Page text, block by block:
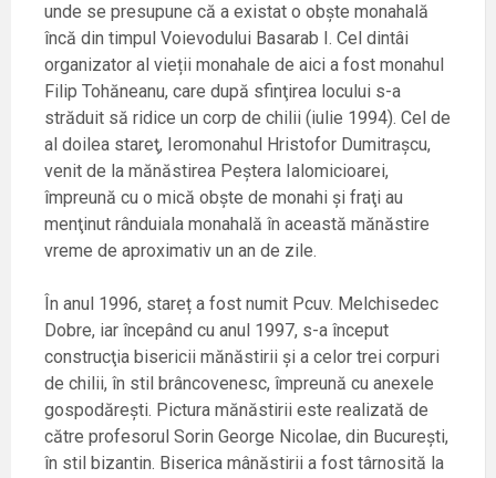
unde se presupune că a existat o obşte monahală
încă din timpul Voievodului Basarab I. Cel dintâi
organizator al vieții monahale de aici a fost monahul
Filip Tohăneanu, care după sfinţirea locului s-a
străduit să ridice un corp de chilii (iulie 1994). Cel de
al doilea stareţ, Ieromonahul Hristofor Dumitrașcu,
venit de la mănăstirea Peştera Ialomicioarei,
împreună cu o mică obşte de monahi şi fraţi au
menţinut rânduiala monahală în această mănăstire
vreme de aproximativ un an de zile.
În anul 1996, stareț a fost numit Pcuv. Melchisedec
Dobre, iar începând cu anul 1997, s-a început
construcţia bisericii mănăstirii şi a celor trei corpuri
de chilii, în stil brâncovenesc, împreună cu anexele
gospodăreşti. Pictura mănăstirii este realizată de
către profesorul Sorin George Nicolae, din Bucureşti,
în stil bizantin. Biserica mânăstirii a fost târnosită la